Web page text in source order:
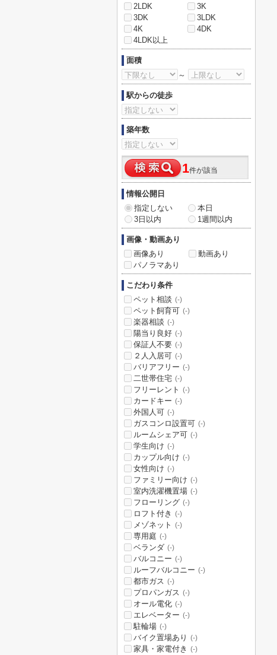
2LDK
3K
3DK
3LDK
4K
4DK
4LDK以上
面積
～
駅からの徒歩
築年数
1件が該当
情報公開日
指定しない
本日
3日以内
1週間以内
画像・動画あり
画像あり
動画あり
パノラマあり
こだわり条件
ペット相談 (-)
ペット飼育可 (-)
楽器相談 (-)
陽当り良好 (-)
保証人不要 (-)
２人入居可 (-)
バリアフリー (-)
二世帯住宅 (-)
フリーレント (-)
カードキー (-)
外国人可 (-)
ガスコンロ設置可 (-)
ルームシェア可 (-)
学生向け (-)
カップル向け (-)
女性向け (-)
ファミリー向け (-)
室内洗濯機置場 (-)
フローリング (-)
ロフト付き (-)
メゾネット (-)
専用庭 (-)
ベランダ (-)
バルコニー (-)
ルーフバルコニー (-)
都市ガス (-)
プロパンガス (-)
オール電化 (-)
エレベーター (-)
駐輪場 (-)
バイク置場あり (-)
家具・家電付き (-)